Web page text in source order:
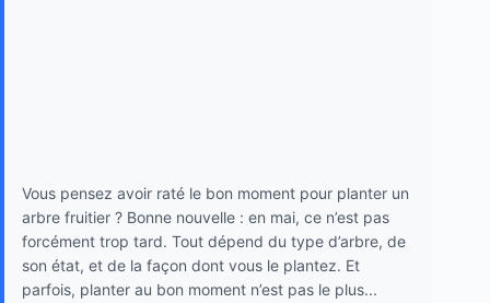
Vous pensez avoir raté le bon moment pour planter un
arbre fruitier ? Bonne nouvelle : en mai, ce n’est pas
forcément trop tard. Tout dépend du type d’arbre, de
son état, et de la façon dont vous le plantez. Et
parfois, planter au bon moment n’est pas le plus...